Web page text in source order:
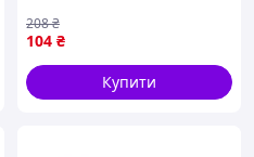
автомобілів та
обслуговування
104 ₴
208₴
Купити